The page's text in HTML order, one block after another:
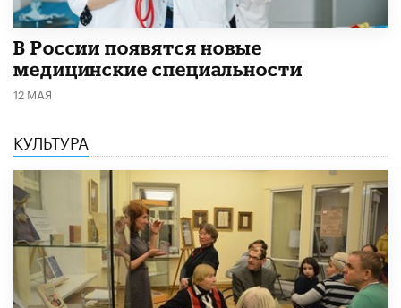
В России появятся новые
медицинские специальности
12 МАЯ
КУЛЬТУРА